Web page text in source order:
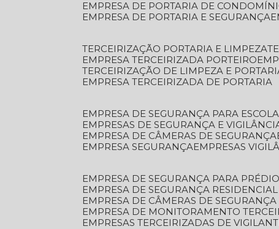
EMPRESA DE PORTARIA DE
EMPRESA DE PORTARIA E SEGURANÇA
TERCEIRIZAÇÃO PORTARIA E LIMPEZA
EMPRESA TERCEIRIZADA PORTEIRO
TERCEIRIZAÇÃO DE LIMPEZA E
EMPRESA TERCEIRIZADA DE PORTARIA
EMPRESA DE SEGURANÇA PARA
EMPRESAS DE SEGURANÇA E
EMPRESA DE CÂMERAS DE SEGURANÇA
EMPRESA SEGURANÇA
EMPRESAS
EMPRESA DE SEGURANÇA PARA
EMPRESA DE SEGURANÇA
EMPRESA DE CÂMERAS DE
EMPRESA DE MONITORAMENTO
EMPRESAS TERCEIRIZADAS DE